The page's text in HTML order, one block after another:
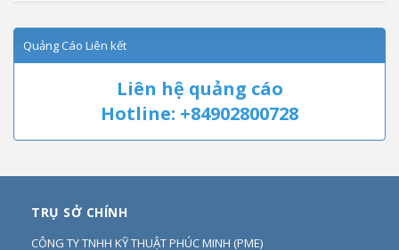
Quảng Cáo Liên kết
Liên hệ quảng cáo
Hotline: +84902800728
TRỤ SỞ CHÍNH
CÔNG TY TNHH KỸ THUẬT PHÚC MINH (PME)